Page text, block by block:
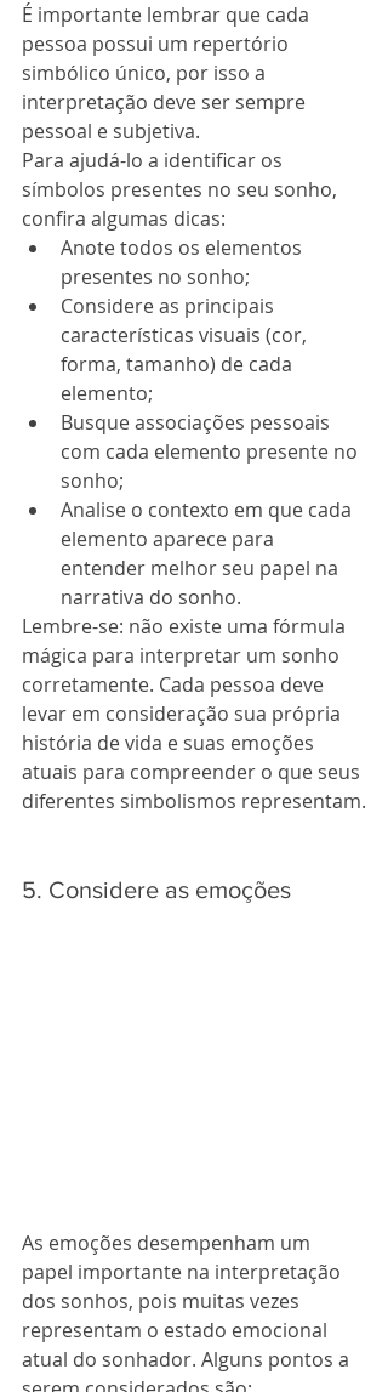
É importante lembrar que cada
pessoa possui um repertório
simbólico único, por isso a
interpretação deve ser sempre
pessoal e subjetiva.
Para ajudá-lo a identificar os
símbolos presentes no seu sonho,
confira algumas dicas:
Anote todos os elementos
presentes no sonho;
Considere as principais
características visuais (cor,
forma, tamanho) de cada
elemento;
Busque associações pessoais
com cada elemento presente no
sonho;
Analise o contexto em que cada
elemento aparece para
entender melhor seu papel na
narrativa do sonho.
Lembre-se: não existe uma fórmula
mágica para interpretar um sonho
corretamente. Cada pessoa deve
levar em consideração sua própria
história de vida e suas emoções
atuais para compreender o que seus
diferentes simbolismos representam.
5. Considere as emoções
As emoções desempenham um
papel importante na interpretação
dos sonhos, pois muitas vezes
representam o estado emocional
atual do sonhador. Alguns pontos a